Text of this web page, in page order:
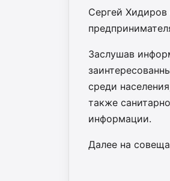
Сергей
Заслушав
среди
также
информации.
Далее на